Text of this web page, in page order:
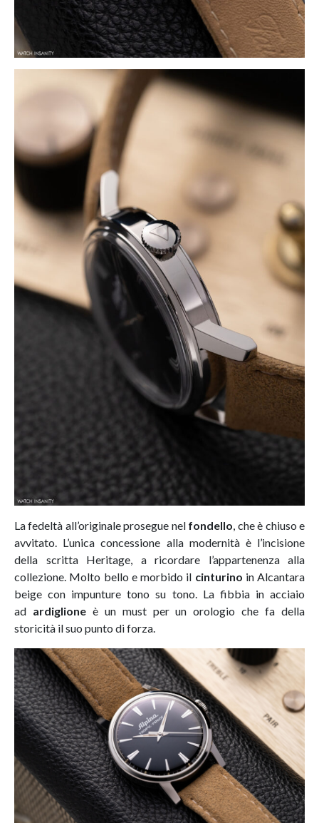
La fedeltà all’originale prosegue nel fondello, che è chiuso e
avvitato. L’unica concessione alla modernità è l’incisione
della scritta Heritage, a ricordare l’appartenenza alla
collezione. Molto bello e morbido il cinturino in Alcantara
beige con impunture tono su tono. La fibbia in acciaio
ad ardiglioneè un must per un orologio che fa della
storicità il suo punto di forza.